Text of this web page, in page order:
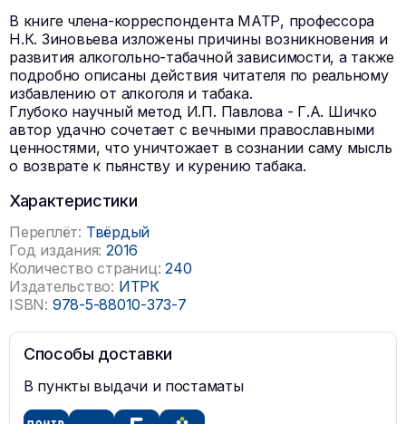
В книге члена-корреспондента МАТР, профессора
Н.К. Зиновьева изложены причины возникновения и
развития алкогольно-табачной зависимости, а также
подробно описаны действия читателя по реальному
избавлению от алкоголя и табака.
Глубоко научный метод И.П. Павлова - Г.А. Шичко
автор удачно сочетает с вечными православными
ценностями, что уничтожает в сознании саму мысль
о возврате к пьянству и курению табака.
Характеристики
Переплёт: Твёрдый
Год издания: 2016
Количество страниц: 240
Издательство: ИТРК
ISBN: 978-5-88010-373-7
Способы доставки
В пункты выдачи и постаматы